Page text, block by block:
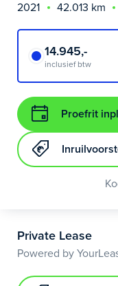
2021
42.013 km
14.945,-
inclusief btw
Proefrit
Private Lease
Powered by